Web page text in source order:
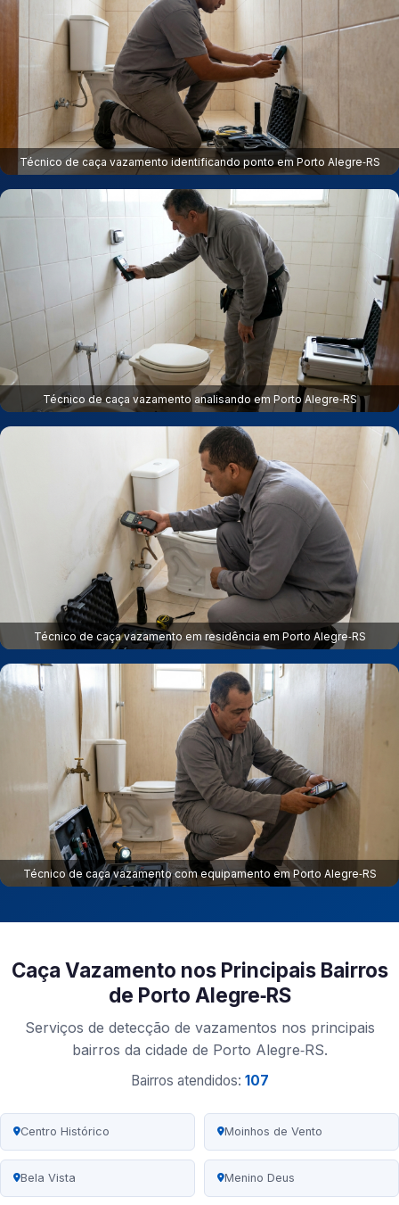
Técnico de caça vazamento identificando ponto em Porto Alegre‑RS
Técnico de caça vazamento analisando em Porto Alegre‑RS
Técnico de caça vazamento em residência em Porto Alegre‑RS
Técnico de caça vazamento com equipamento em Porto Alegre‑RS
Caça Vazamento nos Principais Bairros
de Porto Alegre‑RS
Serviços de detecção de vazamentos nos principais
bairros da cidade de Porto Alegre‑RS.
Bairros atendidos: 107
Centro Histórico Moinhos de Vento
Bela Vista Menino Deus